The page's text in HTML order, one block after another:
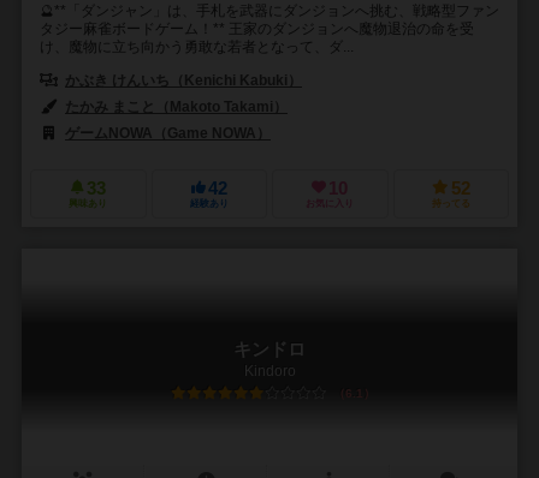
🔮**「ダンジャン」は、手札を武器にダンジョンへ挑む、戦略型ファン
タジー麻雀ボードゲーム！** 王家のダンジョンへ魔物退治の命を受
け、魔物に立ち向かう勇敢な若者となって、ダ...
かぶき けんいち（Kenichi Kabuki）
たかみ まこと（Makoto Takami）
ゲームNOWA（Game NOWA）
33
興味あり
42
経験あり
10
お気に入り
52
持ってる
キンドロ
Kindoro
6.1